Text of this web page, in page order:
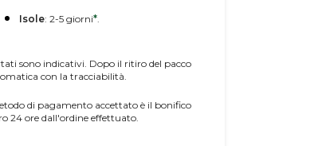
Isole: 2-5 giorni*.
sono indicativi. Dopo il ritiro del pacco
con la tracciabilità.
di pagamento accettato è il bonifico
24 ore dall'ordine effettuato.